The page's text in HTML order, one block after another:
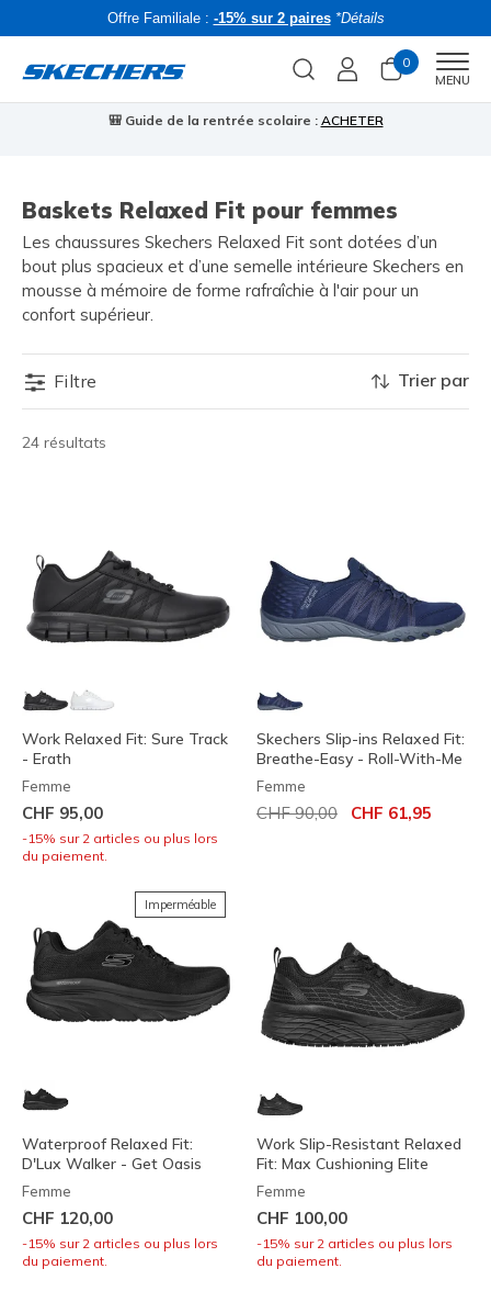
Offre Familiale : -15% sur 2 paires *Détails
0
MENU
🎒 Guide de la rentrée scolaire : ACHETER
Baskets Relaxed Fit pour femmes
Les chaussures Skechers Relaxed Fit sont dotées d’un
bout plus spacieux et d’une semelle intérieure Skechers en
mousse à mémoire de forme rafraîchie à l'air pour un
confort supérieur.
Filtre
24 résultats
Trier par
Work Relaxed Fit: Sure Track
- Erath
Femme
CHF 95,00
-15% sur 2 articles ou plus lors
du paiement.
Skechers Slip-ins Relaxed Fit:
Breathe-Easy - Roll-With-Me
Femme
Prix réduit de
CHF 90,00 CHF 61,95
Imperméable
Waterproof Relaxed Fit:
D'Lux Walker - Get Oasis
Femme
CHF 120,00
-15% sur 2 articles ou plus lors
du paiement.
Work Slip-Resistant Relaxed
Fit: Max Cushioning Elite
Femme
CHF 100,00
-15% sur 2 articles ou plus lors
du paiement.